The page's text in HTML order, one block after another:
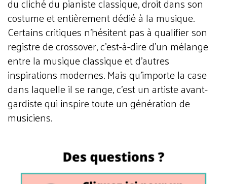
du cliché du pianiste classique, droit dans son
costume et entièrement dédié à la musique.
Certains critiques n'hésitent pas à qualifier son
registre de crossover, c'est-à-dire d'un mélange
entre la musique classique et d'autres
inspirations modernes. Mais qu'importe la case
dans laquelle il se range, c'est un artiste avant-
gardiste qui inspire toute un génération de
musiciens.